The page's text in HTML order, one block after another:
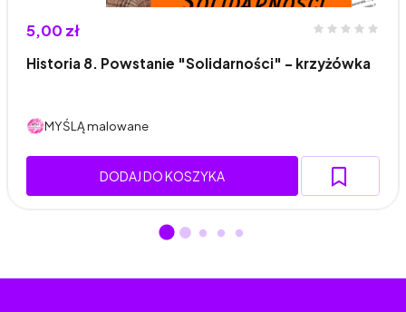
5,00 zł
Historia 8. Powstanie "Solidarności" - krzyżówka
MYŚLĄ malowane
DODAJ DO KOSZYKA